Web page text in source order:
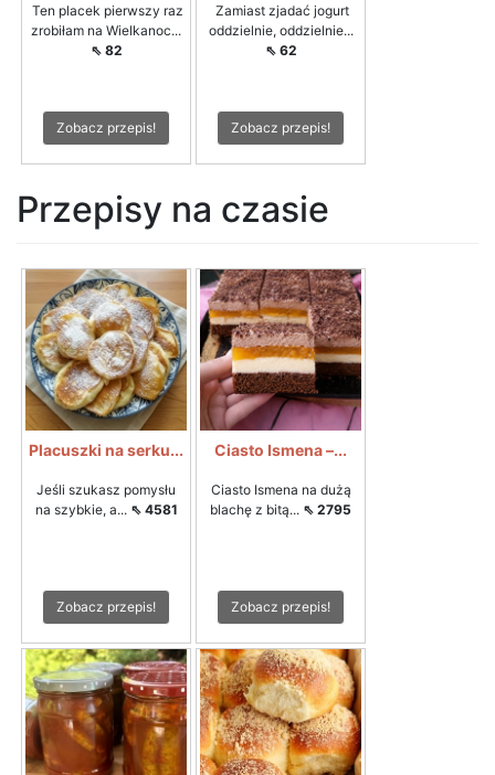
Ten placek pierwszy raz
zrobiłam na Wielkanoc...
⇖ 82
Zobacz przepis!
Zamiast zjadać jogurt
oddzielnie, oddzielnie...
⇖ 62
Zobacz przepis!
Przepisy na czasie
Placuszki na serku...
Jeśli szukasz pomysłu
na szybkie, a... ⇖ 4581
Zobacz przepis!
Ciasto Ismena –...
Ciasto Ismena na dużą
blachę z bitą... ⇖ 2795
Zobacz przepis!